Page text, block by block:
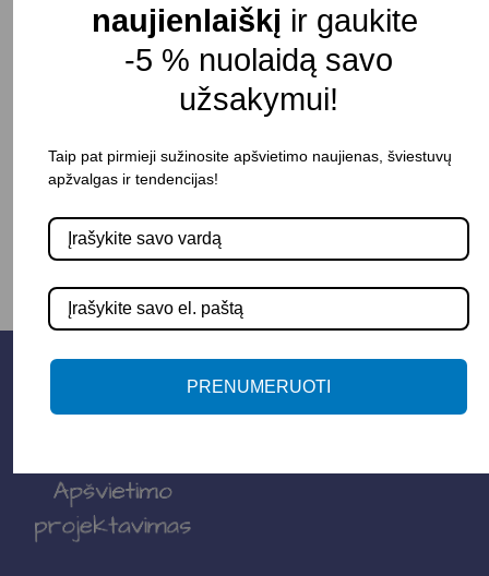
Šviesos reguliavimas: Negalimas
Atsparumas drėgmei: IP44
Pristatymo terminas: 20 – 25 d. d.
+ Į KREPŠELĮ
naujienlaiškį ir gaukite
-5 % nuolaidą savo
užsakymui!
Taip pat pirmieji sužinosite apšvietimo naujienas, šviestuvų
apžvalgas ir tendencijas!
PRENUMERUOTI